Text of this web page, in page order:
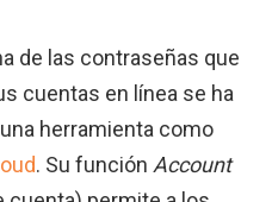
de las contraseñas que
cuentas en línea se ha
herramienta como
. Su función Account